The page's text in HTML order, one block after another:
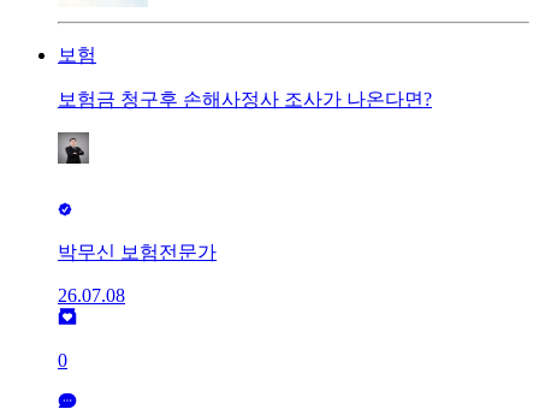
보험
보험금 청구후 손해사정사 조사가 나온다면?
박무신 보험전문가
26.07.08
0